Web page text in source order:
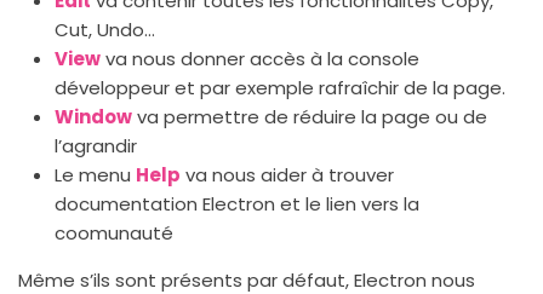
Cut, Undo…
Viewva nous donner accès à la console
développeur et par exemple rafraîchir de la page.
Windowva permettre de réduire la page ou de
l’agrandir
Le menu Help va nous aider à trouver
documentation Electron et le lien vers la
coomunauté
Même s’ils sont présents par défaut, Electron nous